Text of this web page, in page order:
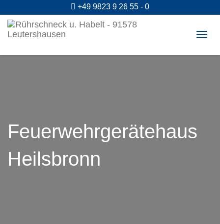
+49 9823 9 26 55 - 0
Feuerwehrgerätehaus
Heilsbronn